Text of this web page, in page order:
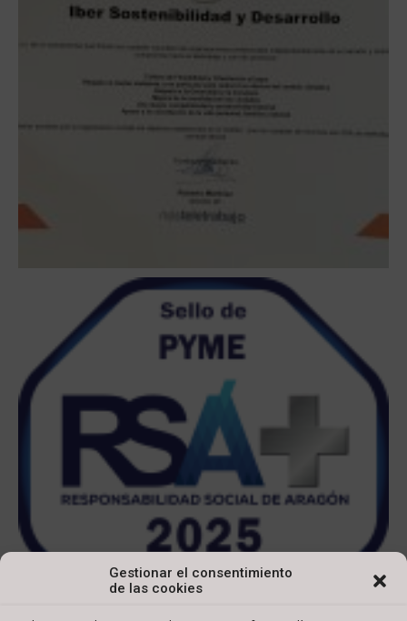
Gestionar el consentimiento
de las cookies